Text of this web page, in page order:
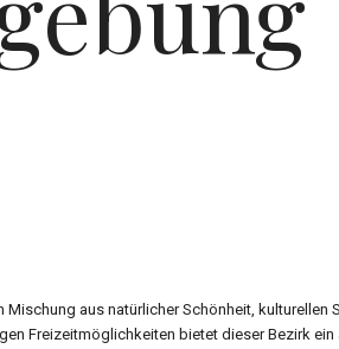
aus natürlicher Schönheit, kulturellen
Freizeitmöglichkeiten bietet dieser Bezirk